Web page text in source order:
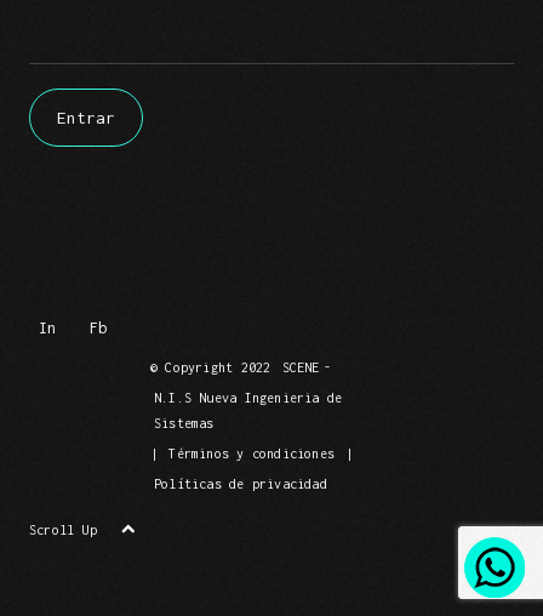
In Fb
© Copyright 2022 SCENE -
N.I.S Nueva Ingenieria de
Sistemas
| Términos y condiciones |
Políticas de privacidad
Scroll Up